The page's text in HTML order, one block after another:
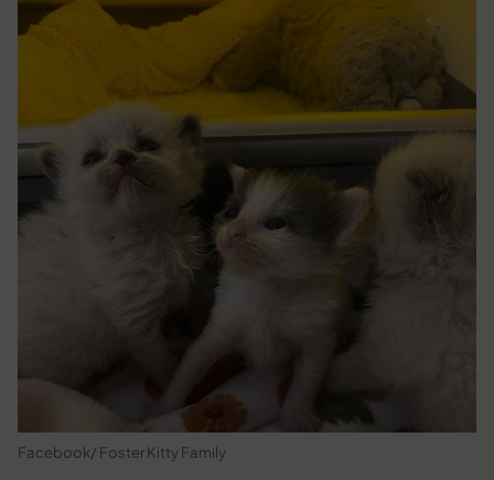
Facebook/ Foster Kitty Family